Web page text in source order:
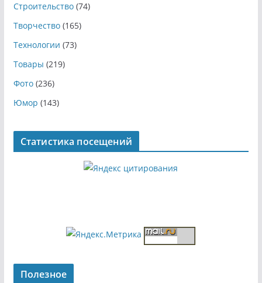
Строительство(74)
Творчество(165)
Технологии (73)
Товары (219)
Фото(236)
Юмор (143)
Статистика посещений
Полезное